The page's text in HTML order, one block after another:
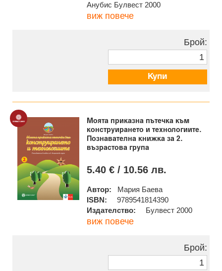
Анубис Булвест 2000
виж повече
Брой:
Купи
Моята приказна пътечка към
конструирането и технологиите.
Познавателна книжка за 2.
възрастова група
5.40 € / 10.56 лв.
Автор:
Мария Баева
ISBN:
9789541814390
Издателство:
Булвест 2000
виж повече
Брой: